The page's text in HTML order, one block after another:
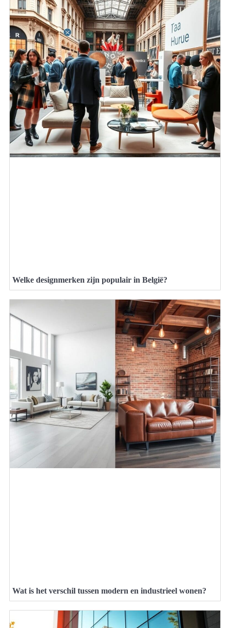
Welke designmerken zijn populair in België?
Wat is het verschil tussen modern en industrieel wonen?